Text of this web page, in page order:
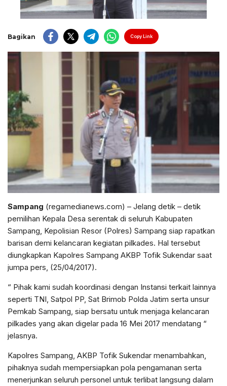
Bagikan Copy Link
Sampang (regamedianews.com) – Jelang detik – detik
pemilihan Kepala Desa serentak di seluruh Kabupaten
Sampang, Kepolisian Resor (Polres) Sampang siap rapatkan
barisan demi kelancaran kegiatan pilkades. Hal tersebut
diungkapkan Kapolres Sampang AKBP Tofik Sukendar saat
jumpa pers, (25/04/2017).
“ Pihak kami sudah koordinasi dengan Instansi terkait lainnya
seperti TNI, Satpol PP, Sat Brimob Polda Jatim serta unsur
Pemkab Sampang, siap bersatu untuk menjaga kelancaran
pilkades yang akan digelar pada 16 Mei 2017 mendatang “
jelasnya.
Kapolres Sampang, AKBP Tofik Sukendar menambahkan,
pihaknya sudah mempersiapkan pola pengamanan serta
menerjunkan seluruh personel untuk terlibat langsung dalam